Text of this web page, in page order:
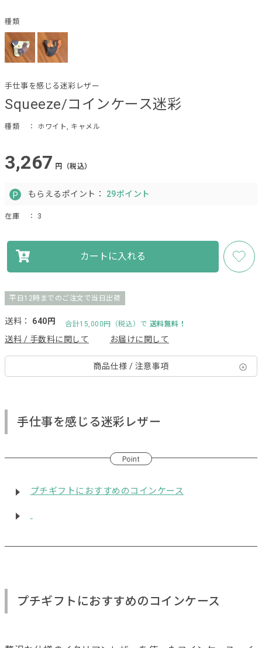
Squeeze/コインケース迷彩
手仕事を感じる迷彩レザー
種類 ： ホワイト, キャメル
3,267 円（税込）
もらえるポイント： 29ポイント
在庫 ： 3
カートに入れる
平日12時までのご注文で当日出荷
送料： 640円 合計15,000円（税込）で 送料無料！
送料 / 手数料に関して お届けに関して
商品仕様 / 注意事項
種類
手仕事を感じる迷彩レザー
Point
プチギフトにおすすめのコインケース
プチギフトにおすすめのコインケース